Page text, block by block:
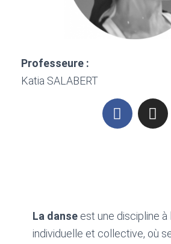
Professeure :
Katia SALABERT
La danseest une discipline à
individuelle et collective, où